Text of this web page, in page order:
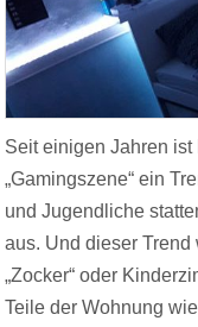
Seit einigen Jahren
„Gamingszene“ ein
und Jugendliche
aus. Und dieser
„Zocker“ oder
Teile der Wohnung